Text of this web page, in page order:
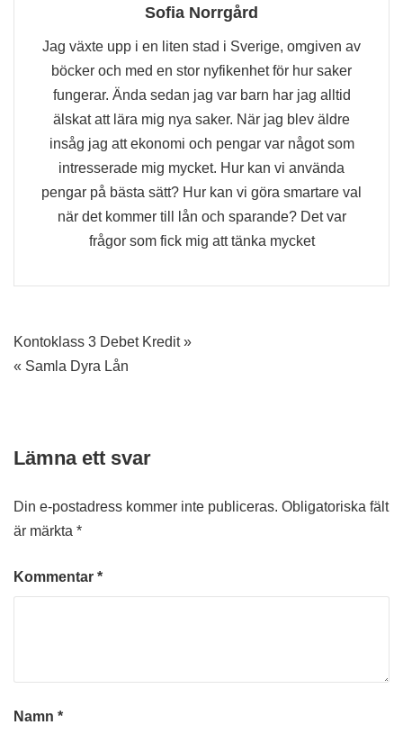
Sofia Norrgård
Jag växte upp i en liten stad i Sverige, omgiven av
böcker och med en stor nyfikenhet för hur saker
fungerar. Ända sedan jag var barn har jag alltid
älskat att lära mig nya saker. När jag blev äldre
insåg jag att ekonomi och pengar var något som
intresserade mig mycket. Hur kan vi använda
pengar på bästa sätt? Hur kan vi göra smartare val
när det kommer till lån och sparande? Det var
frågor som fick mig att tänka mycket
Inläggsnavigering
Kontoklass 3 Debet Kredit »
« Samla Dyra Lån
Lämna ett svar
Din e-postadress kommer inte publiceras. Obligatoriska fält
är märkta *
Kommentar *
Namn *